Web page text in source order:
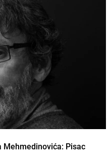
Mehmedinovića: Pisac